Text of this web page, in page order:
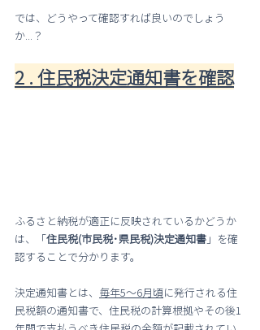
では、どうやって確認すれば良いのでしょう
か...？
2 . 住民税決定通知書を確認
ふるさと納税が適正に反映されているかどうか
は、「住民税(市民税･県民税)決定通知書 」を確
認することで分かります。
決定通知書とは、 毎年5～6月頃に発行される住
民税額の通知書で、住民税の計算根拠やその後1